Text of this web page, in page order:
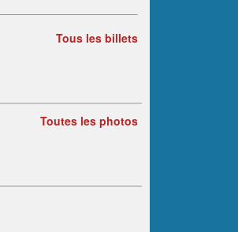
Tous les billets
Toutes les photos